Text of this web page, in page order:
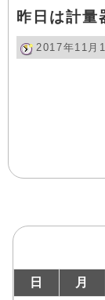
昨日は計量
2017年11月
日 月